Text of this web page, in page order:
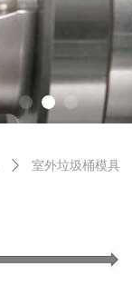
ꄲ 室外垃圾桶模具